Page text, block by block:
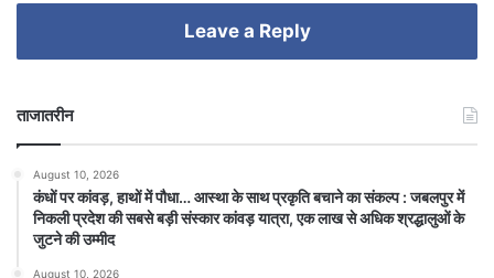
Leave a Reply
ताजातरीन
August 10, 2026
कंधों पर कांवड़, हाथों में पौधा… आस्था के साथ प्रकृति बचाने का संकल्प : जबलपुर में
निकली प्रदेश की सबसे बड़ी संस्कार कांवड़ यात्रा, एक लाख से अधिक श्रद्धालुओं के
जुटने की उम्मीद
August 10, 2026